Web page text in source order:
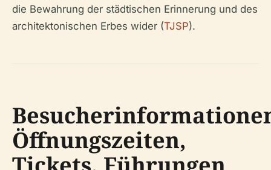
die Bewahrung der städtischen Erinnerung und des
architektonischen Erbes wider (TJSP).
Öffnungszeiten,